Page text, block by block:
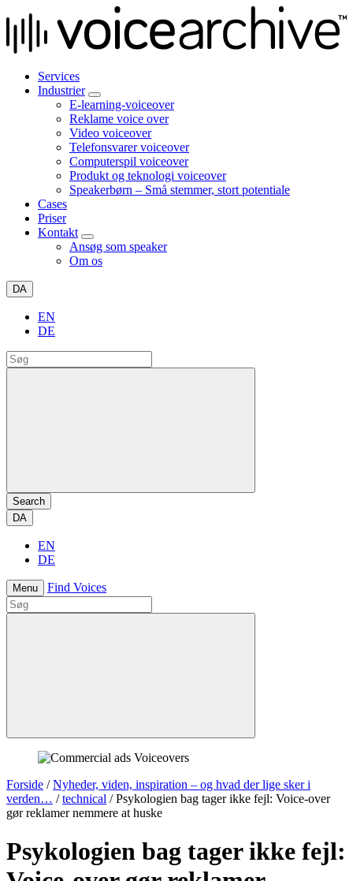
Services
Industrier
E-learning-voiceover
Reklame voice over
Video voiceover
Telefonsvarer voiceover
Computerspil voiceover
Produkt og teknologi voiceover
Speakerbørn – Små stemmer, stort potentiale
Cases
Priser
Kontakt
Ansøg som speaker
Om os
DA
EN
DE
Search
DA
EN
DE
Menu Find Voices
Forside /Nyheder, viden, inspiration – og hvad der lige sker i
verden… /technical /Psykologien bag tager ikke fejl: Voice-over
gør reklamer nemmere at huske
Psykologien bag tager ikke fejl: